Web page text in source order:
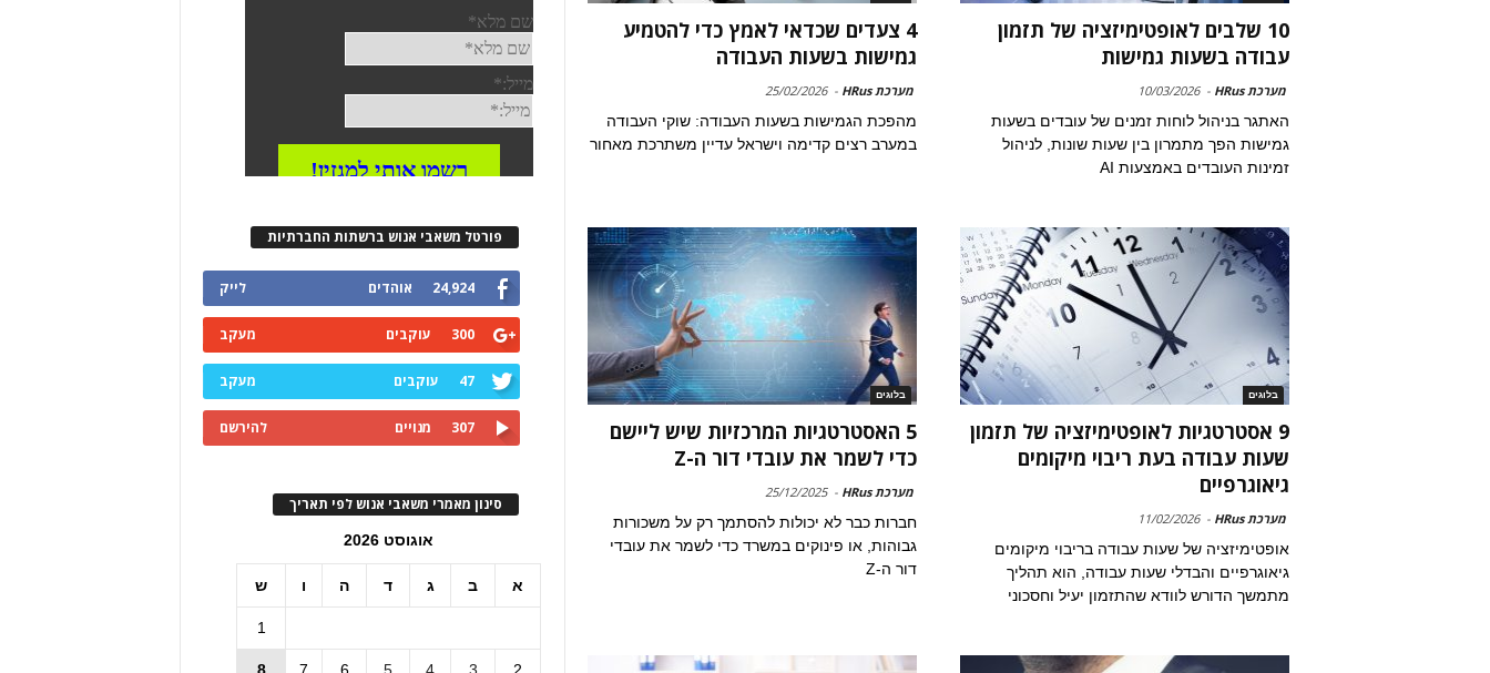
10 שלבים לאופטימיזציה של תזמון
עבודה בשעות גמישות
מערכת HRus -
10/03/2026
האתגר בניהול לוחות זמנים של עובדים בשעות
גמישות הפך מתמרון בין שעות שונות, לניהול
זמינות העובדים באמצעות AI
4 צעדים שכדאי לאמץ כדי להטמיע
גמישות בשעות העבודה
מערכת HRus -
25/02/2026
מהפכת הגמישות בשעות העבודה: שוקי העבודה
במערב רצים קדימה וישראל עדיין משתרכת מאחור
בלוגים
9 אסטרטגיות לאופטימיזציה של תזמון
שעות עבודה בעת ריבוי מיקומים
גיאוגרפיים
מערכת HRus -
11/02/2026
אופטימיזציה של שעות עבודה בריבוי מיקומים
גיאוגרפיים והבדלי שעות עבודה, הוא תהליך
מתמשך הדורש לוודא שהתזמון יעיל וחסכוני
בלוגים
5 האסטרטגיות המרכזיות שיש ליישם
כדי לשמר את עובדי דור ה-Z
מערכת HRus -
25/12/2025
חברות כבר לא יכולות להסתמך רק על משכורות
גבוהות, או פינוקים במשרד כדי לשמר את עובדי
דור ה-Z
פורטל משאבי אנוש ברשתות החברתיות
24,924 אוהדים לייק
300 עוקבים מעקב
47 עוקבים מעקב
307 מנויים להירשם
סינון מאמרי משאבי אנוש לפי תאריך
אוגוסט 2026
א ב ג ד ה ו ש
1
2
3
4
5
6
7
8